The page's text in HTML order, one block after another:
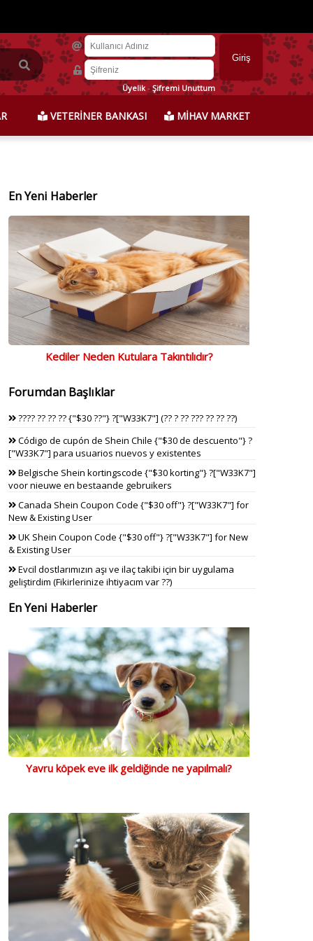
Üyelik-Şifremi Unuttum
VETERİNER BANKASI MİHAV MARKET
En Yeni Haberler
Kediler Neden Kutulara Takıntılıdır?
Forumdan Başlıklar
???? ?? ?? ?? {"$30 ??"} ?["W33K7"] (?? ? ?? ??? ?? ?? ??)
Código de cupón de Shein Chile {"$30 de descuento"} ?
["W33K7"] para usuarios nuevos y existentes
Belgische Shein kortingscode {"$30 korting"} ?["W33K7"]
voor nieuwe en bestaande gebruikers
Canada Shein Coupon Code {"$30 off"} ?["W33K7"] for
New & Existing User
UK Shein Coupon Code {"$30 off"} ?["W33K7"] for New
& Existing User
Evcil dostlarımızın aşı ve ilaç takibi için bir uygulama
geliştirdim (Fikirlerinize ihtiyacım var ??)
En Yeni Haberler
Yavru köpek eve ilk geldiğinde ne yapılmalı?